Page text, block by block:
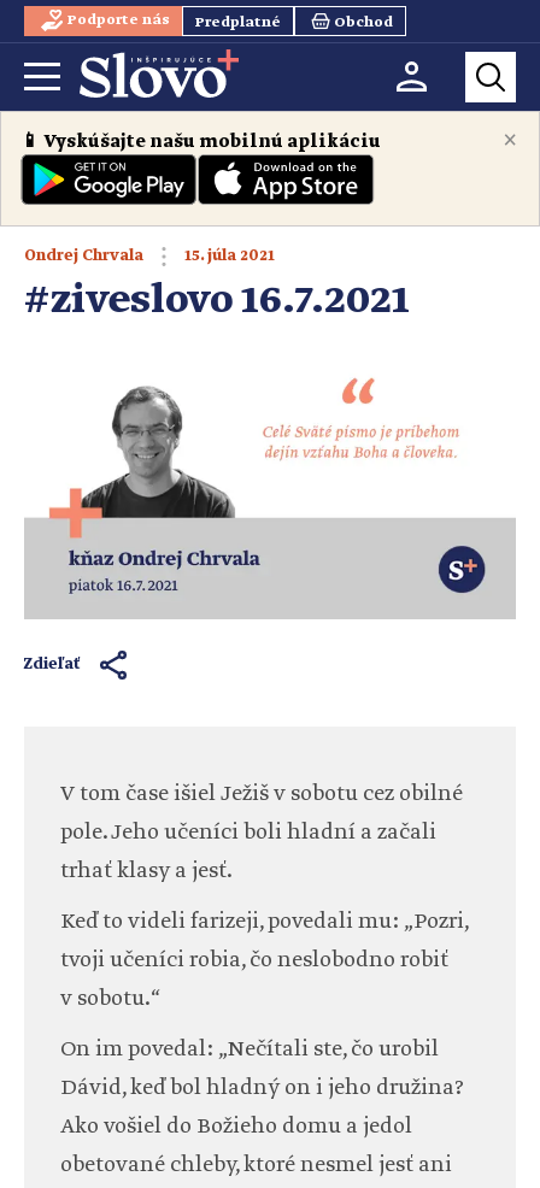
Podporte nás Predplatné Obchod
×
📱 Vyskúšajte našu mobilnú aplikáciu
Ondrej Chrvala 15. júla 2021
#ziveslovo 16.7.2021
Zdieľať
V tom čase išiel Ježiš v sobotu cez obilné
pole. Jeho učeníci boli hladní a začali
trhať klasy a jesť.
Keď to videli farizeji, povedali mu: „Pozri,
tvoji učeníci robia, čo neslobodno robiť
v sobotu.“
On im povedal: „Nečítali ste, čo urobil
Dávid, keď bol hladný on i jeho družina?
Ako vošiel do Božieho domu a jedol
obetované chleby, ktoré nesmel jesť ani